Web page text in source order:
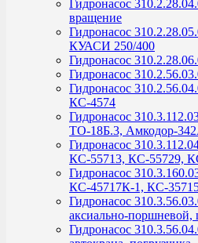
Гидронасос
вращение
Гидронасос
КУАСИ 250/400
Гидронасос
Гидронасос
Гидронасос
КС-4574
Гидронасос
ТО-18Б.3, Амкодор-
Гидронасос
КС-55713, КС-55729,
Гидронасос
КС-45717К-1, КС-
Гидронасос
аксиально-поршневой,
Гидронасос